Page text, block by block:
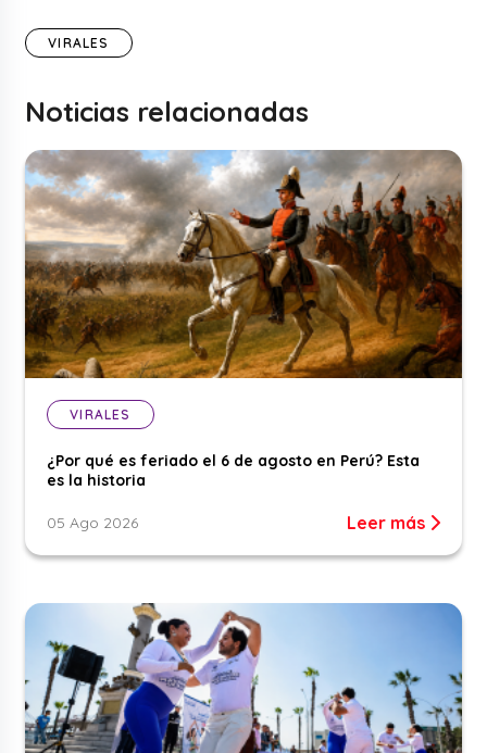
VIRALES
Noticias relacionadas
VIRALES
¿Por qué es feriado el 6 de agosto en Perú? Esta
es la historia
05 Ago 2026 Leer más